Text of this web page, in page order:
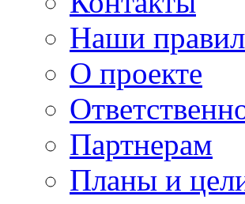
Наши
О проекте
Партнерам
Планы и